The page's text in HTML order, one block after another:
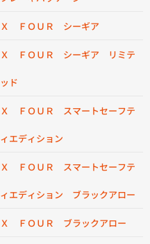
Ｘ ＦＯＵＲ シーギア
Ｘ ＦＯＵＲ シーギア リミテ
ッド
Ｘ ＦＯＵＲ スマートセーフテ
ィエディション
Ｘ ＦＯＵＲ スマートセーフテ
ィエディション ブラックアロー
Ｘ ＦＯＵＲ ブラックアロー